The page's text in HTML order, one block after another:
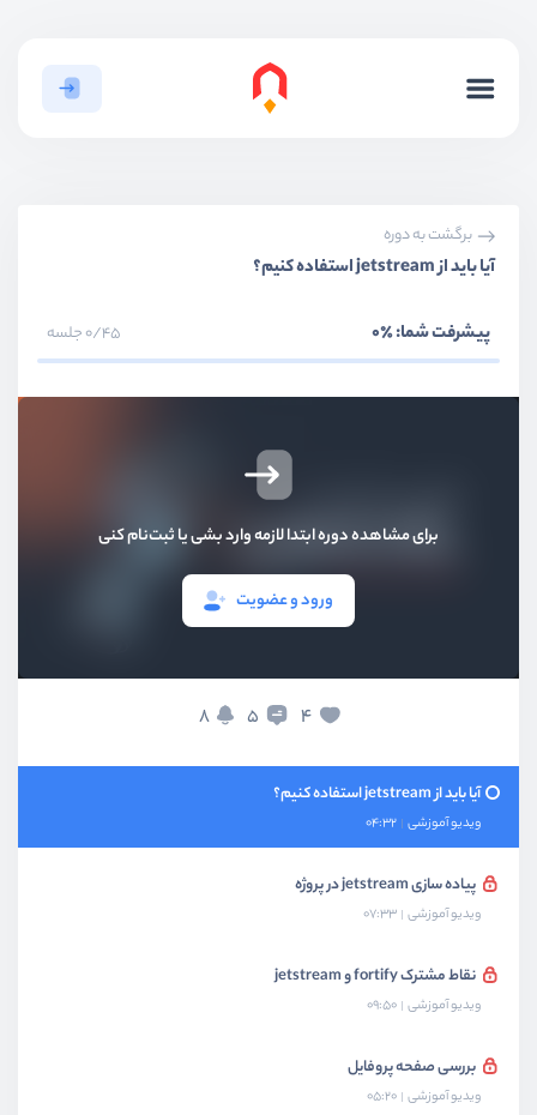
برگشت به دوره
آیا باید از jetstream استفاده کنیم؟
پیشرفت شما:٪0 0/45 جلسه
برای مشاهده دوره ابتدا لازمه وارد بشی یا ثبت‌نام کنی
ورود و عضویت
4
5
8
احراز هویت با fortify
آیا باید از jetstream استفاده کنیم؟
ویدیو آموزشی 04:32
پیاده سازی jetstream در پروژه
ویدیو آموزشی 07:33
نقاط مشترک fortify و jetstream
ویدیو آموزشی 09:50
بررسی صفحه پروفایل
ویدیو آموزشی 05:20